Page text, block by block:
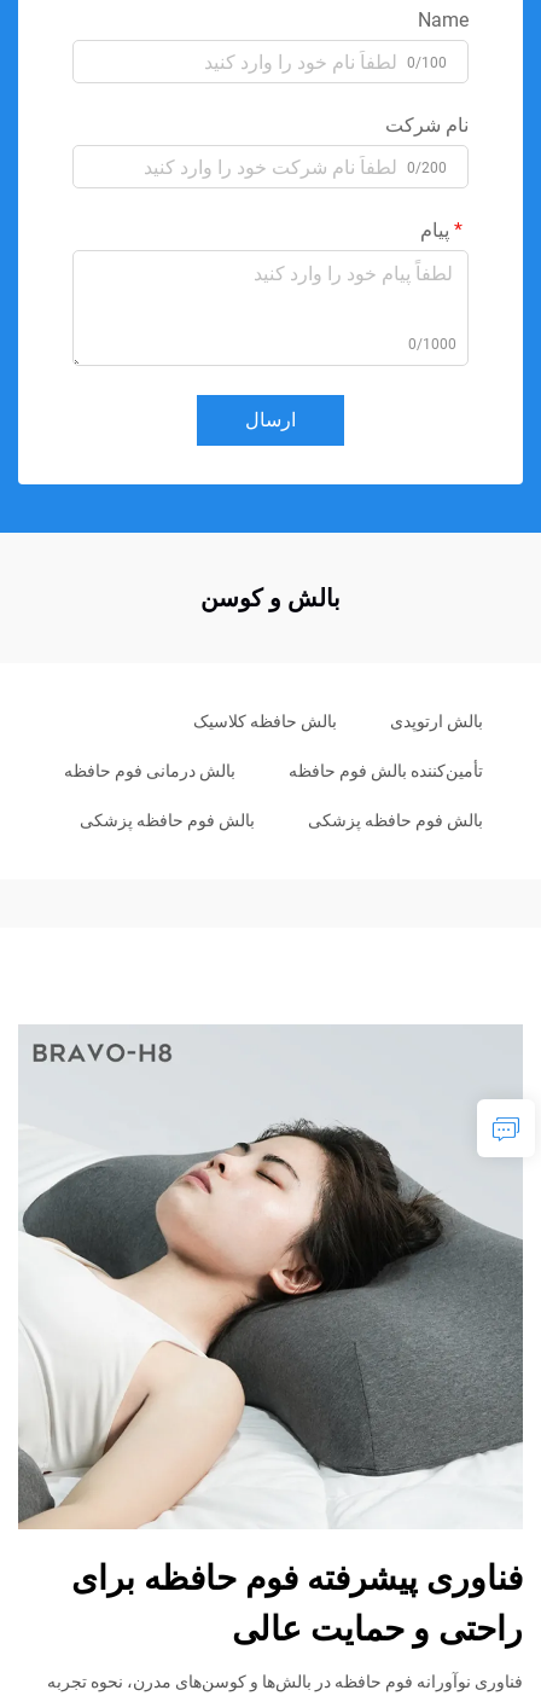
Name
0/100
نام شرکت
0/200
پیام
0/1000
ارسال
بالش و کوسن
بالش ارتوپدی بالش حافظه کلاسیک
تأمین‌کننده بالش فوم حافظه بالش درمانی فوم حافظه
بالش فوم حافظه پزشکی بالش فوم حافظه پزشکی
فناوری پیشرفته فوم حافظه برای
راحتی و حمایت عالی
فناوری نوآورانه فوم حافظه در بالش‌ها و کوسن‌های مدرن، نحوه تجربه